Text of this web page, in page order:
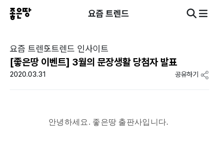
요즘 트렌드
요즘 트렌드트렌드 인사이트
[좋은땅 이벤트] 3월의 문장생활 당첨자 발표
2020.03.31 공유하기
안녕하세요. 좋은땅 출판사입니다.